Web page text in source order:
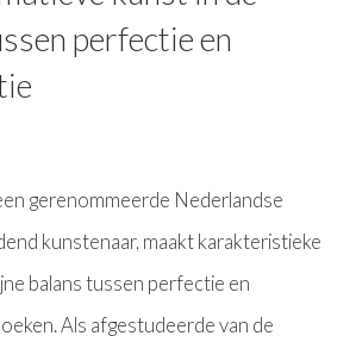
perfectie en
gerenommeerde Nederlandse
kunstenaar, maakt karakteristieke
balans tussen perfectie en
Als afgestudeerde van de